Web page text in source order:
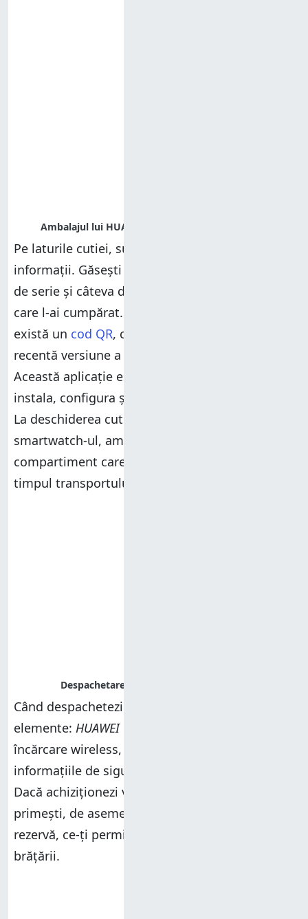
Pe laturile cutiei, sunt imprimate puține
informații. Găsești doar un abțibild cu numărul
de serie și câteva detalii despre modelul pe
care l-ai cumpărat. Pe partea inferioară a cutiei,
există un cod QR, care te duce la cea mai
recentă versiune a aplicației
Această aplicație este necesară pentru a
instala, configura și folosi
La deschiderea cutiei, descoperi imediat
smartwatch-ul, ambalat frumos într-un
compartiment care-l păstrează în siguranță în
timpul transportului.
Când despachetezi totul, găsești următoarele
elemente: HUAWEI Watch 4 Pro
încărcare wireless, ghidul de pornire rapidă,
informațiile de siguranță și cardul de garanție.
Dacă achiziționezi versiunea cu curea
primești, de asemenea, câteva elemente de
rezervă, ce-ți permit să mărești lungimea
brățării.